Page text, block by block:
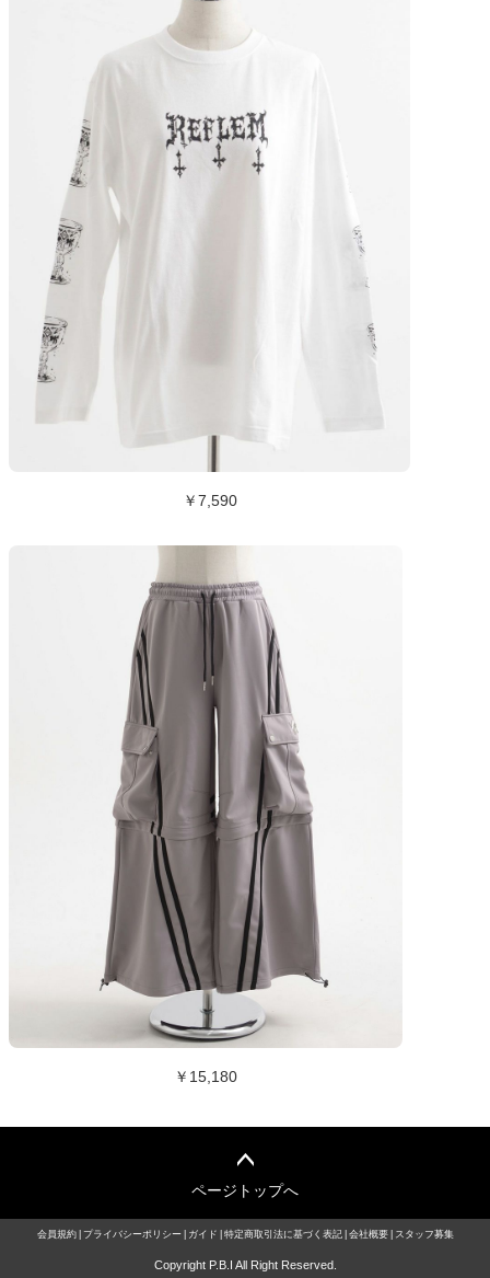
￥7,590
￥15,180
ページトップへ
会員規約 プライバシーポリシー ガイド 特定商取引法に基づく表記 会社概要 スタッフ募集
Copyright P.B.I All Right Reserved.